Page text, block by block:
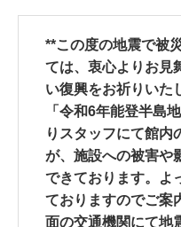
**この度の地震で被
ては、衷心よりお見
い復興をお祈りいた
「令和6年能登半島
りスタッフにて館内
が、施設への被害や
できております。よ
ておりますのでご案
面の交通機関にて地